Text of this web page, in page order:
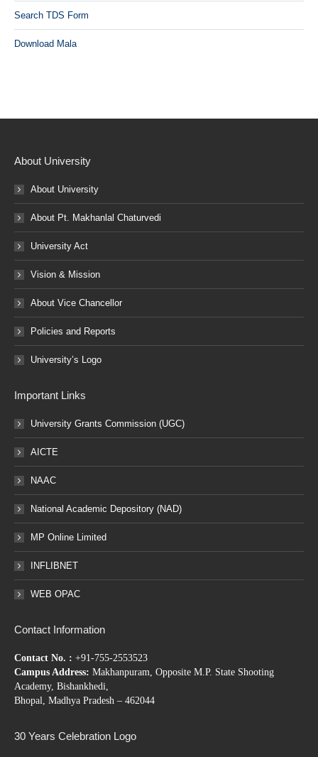
Search TDS Form
Download Mala
About University
About University
About Pt. Makhanlal Chaturvedi
University Act
Vision & Mission
About Vice Chancellor
Policies and Reports
University’s Logo
Important Links
University Grants Commission (UGC)
AICTE
NAAC
National Academic Depository (NAD)
MP Online Limited
INFLIBNET
WEB OPAC
Contact Information
Contact No. : +91-755-2553523
Campus Address: Makhanpuram, Opposite M.P. State Shooting
Academy, Bishankhedi,
Bhopal, Madhya Pradesh – 462044
30 Years Celebration Logo